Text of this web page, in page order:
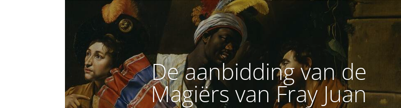
De aanbidding van de
Magiërs van Fray Juan